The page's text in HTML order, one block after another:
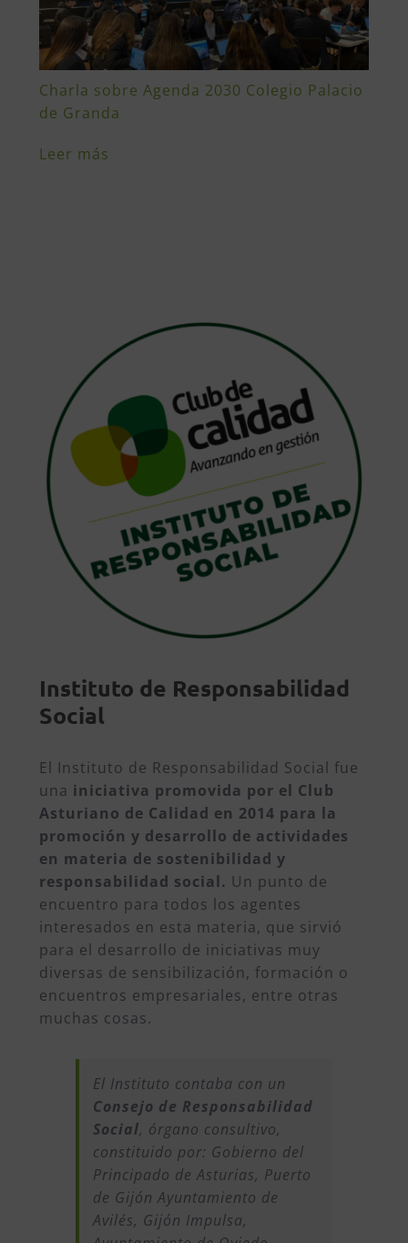
Charla sobre Agenda 2030 Colegio Palacio
de Granda
Leer más
Instituto de Responsabilidad
Social
El Instituto de Responsabilidad Social fue
una iniciativa promovida por el Club
Asturiano de Calidad en 2014 para la
promoción y desarrollo de actividades
en materia de sostenibilidad y
responsabilidad social. Un punto de
encuentro para todos los agentes
interesados en esta materia, que sirvió
para el desarrollo de iniciativas muy
diversas de sensibilización, formación o
encuentros empresariales, entre otras
muchas cosas.
El Instituto contaba con un
Consejo de Responsabilidad
Social, órgano consultivo,
constituido por: Gobierno del
Principado de Asturias, Puerto
de Gijón Ayuntamiento de
Avilés, Gijón Impulsa,